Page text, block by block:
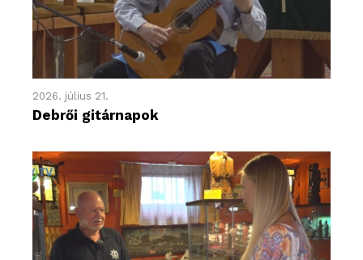
2026. július 21.
Debrői gitárnapok